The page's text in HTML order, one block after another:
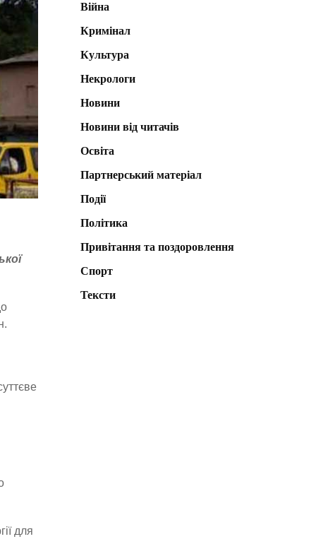
для
Війна
Кримінал
Культура
Некрологи
Новини
Новини від читачів
Освіта
Партнерський матеріал
Події
Політика
Привітання та поздоровлення
Спорт
Тексти